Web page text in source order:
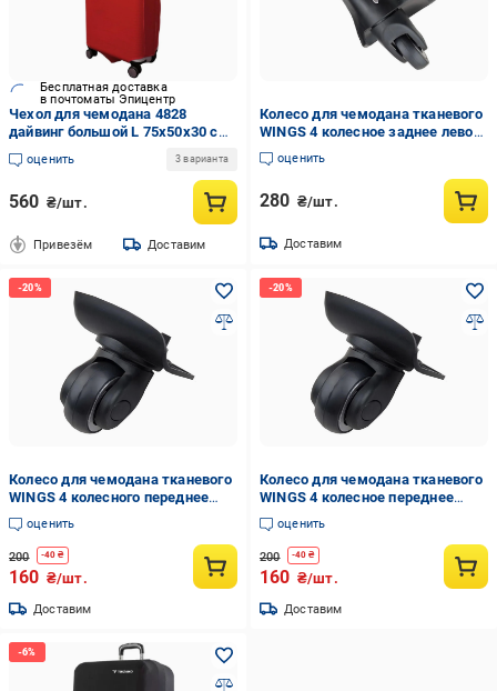
Бесплатная доставка
в почтоматы Эпицентр
Чехол для чемодана 4828
дайвинг большой L 75х50х30 см
Красный
оценить 3 варианта
560 ₴/шт.
Привезём Доставим
Колесо для чемодана тканевого
WINGS 4 колесное заднее левое
Черный (Wh97771)
оценить
280 ₴/шт.
Доставим
Колесо для чемодана тканевого
WINGS 4 колесного переднее
правое Черный (Wh97774)
оценить
200 -40 ₴
160 ₴/шт.
Доставим
Колесо для чемодана тканевого
WINGS 4 колесное переднее
левое Черный (Wh97773)
оценить
200 -40 ₴
160 ₴/шт.
Доставим